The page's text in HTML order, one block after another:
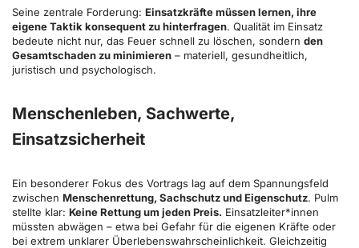
Seine zentrale Forderung: Einsatzkräfte müssen lernen, ihre
eigene Taktik konsequent zu hinterfragen. Qualität im Einsatz
bedeute nicht nur, das Feuer schnell zu löschen, sondern den
Gesamtschaden zu minimieren – materiell, gesundheitlich,
juristisch und psychologisch.
Menschenleben, Sachwerte,
Einsatzsicherheit
Ein besonderer Fokus des Vortrags lag auf dem Spannungsfeld
zwischen Menschenrettung, Sachschutz und Eigenschutz. Pulm
stellte klar: Keine Rettung um jeden Preis. Einsatzleiter*innen
müssten abwägen – etwa bei Gefahr für die eigenen Kräfte oder
bei extrem unklarer Überlebenswahrscheinlichkeit. Gleichzeitig